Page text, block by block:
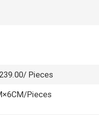
Pieces
Pieces